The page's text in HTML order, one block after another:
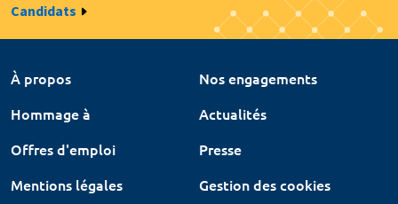
Candidats
À propos
Nos engagements
Hommage à
Actualités
Offres d'emploi
Presse
Mentions légales
Gestion des cookies